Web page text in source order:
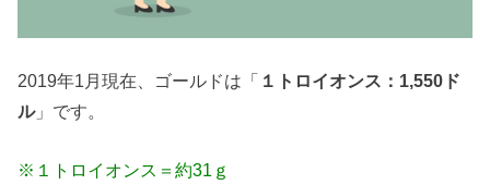
2019年1月現在、ゴールドは「 １トロイオンス：1,550ド
ル」です。
※１トロイオンス＝約31ｇ